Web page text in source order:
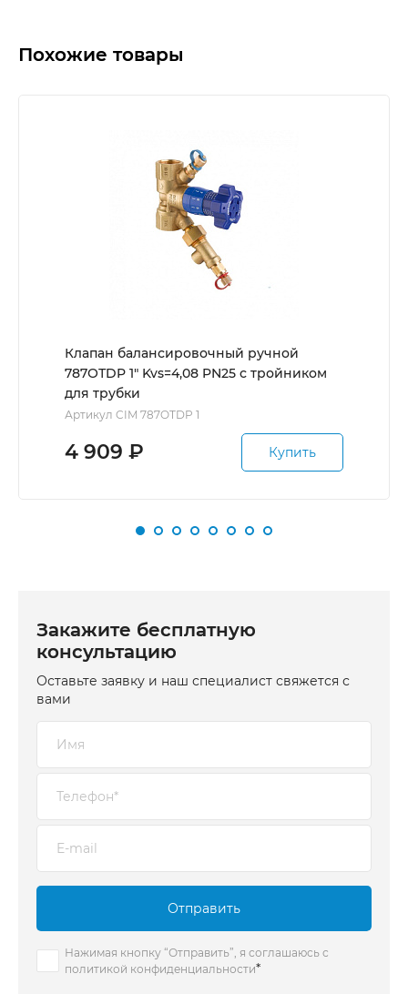
Похожие товары
Клапан балансировочный ручной
787ОТDP 1" Kvs=4,08 PN25 с тройником
для трубки
Артикул CIM 787OTDP 1
4 909 ₽ Купить
Закажите бесплатную
консультацию
Оставьте заявку и наш специалист свяжется с
вами
Отправить
Нажимая кнопку “Отправить”, я соглашаюсь с
политикой конфиденциальности*